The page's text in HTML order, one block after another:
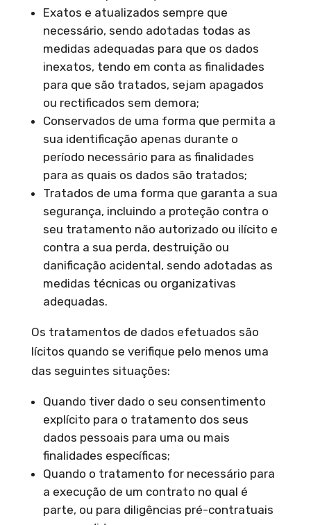
Exatos e atualizados sempre que
necessário, sendo adotadas todas as
medidas adequadas para que os dados
inexatos, tendo em conta as finalidades
para que são tratados, sejam apagados
ou rectificados sem demora;
Conservados de uma forma que permita a
sua identificação apenas durante o
período necessário para as finalidades
para as quais os dados são tratados;
Tratados de uma forma que garanta a sua
segurança, incluindo a proteção contra o
seu tratamento não autorizado ou ilícito e
contra a sua perda, destruição ou
danificação acidental, sendo adotadas as
medidas técnicas ou organizativas
adequadas.
Os tratamentos de dados efetuados são
lícitos quando se verifique pelo menos uma
das seguintes situações:
Quando tiver dado o seu consentimento
explícito para o tratamento dos seus
dados pessoais para uma ou mais
finalidades específicas;
Quando o tratamento for necessário para
a execução de um contrato no qual é
parte, ou para diligências pré-contratuais